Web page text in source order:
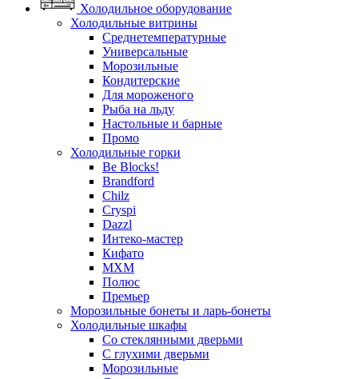
Холодильное оборудование
Холодильные витрины
Среднетемпературные
Универсальные
Морозильные
Кондитерские
Для мороженого
Рыба на льду
Настольные и барные
Промо
Холодильные горки
Be Blocks!
Brandford
Chilz
Cryspi
Dazzl
Интеко-мастер
Кифато
МХМ
Полюс
Премьер
Морозильные бонеты и ларь-бонеты
Холодильные шкафы
Со стеклянными дверьми
С глухими дверьми
Морозильные